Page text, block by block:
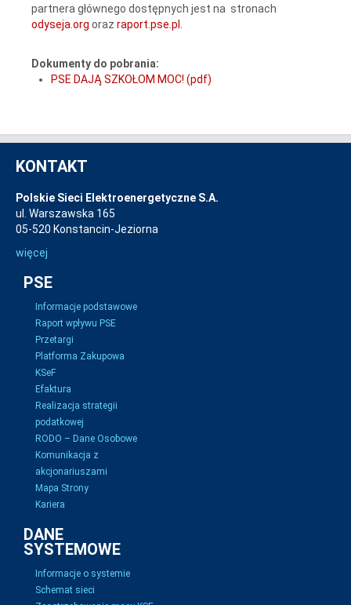
partnera głównego dostępnych jest na stronach
odyseja.org oraz raport.pse.pl.
Dokumenty do pobrania:
PSE DAJĄ SZKOŁOM MOC! (pdf)
KONTAKT
Polskie Sieci Elektroenergetyczne S.A.
ul. Warszawska 165
05-520 Konstancin-Jeziorna
więcej
PSE
Informacje podstawowe
Raport wpływu PSE
Przetargi
Platforma Zakupowa
KSeF
Efaktura
Realizacja strategii
podatkowej
RODO – Dane Osobowe
Komunikacja z
akcjonariuszami
Mapa Strony
Kariera
DANE
SYSTEMOWE
Informacje o systemie
Schemat sieci